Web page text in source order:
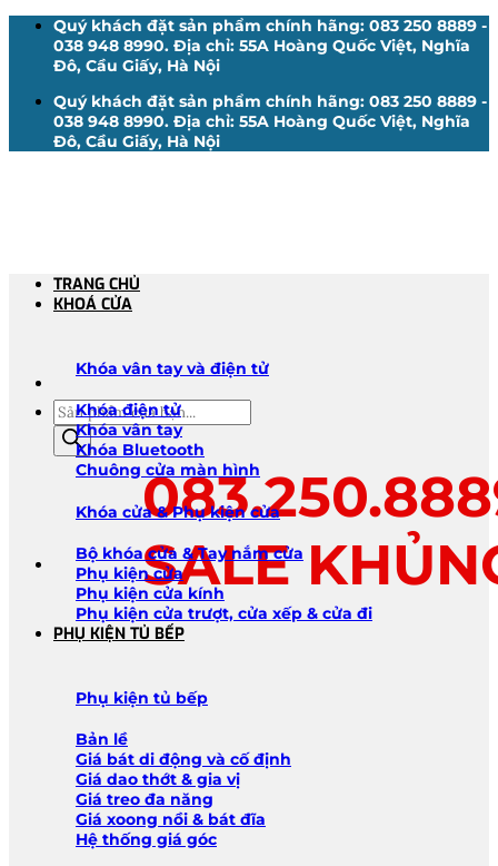
Quý khách đặt sản phẩm chính hãng: 083 250 8889 -
038 948 8990. Địa chỉ: 55A Hoàng Quốc Việt, Nghĩa
Đô, Cầu Giấy, Hà Nội
Quý khách đặt sản phẩm chính hãng: 083 250 8889 -
038 948 8990. Địa chỉ: 55A Hoàng Quốc Việt, Nghĩa
Đô, Cầu Giấy, Hà Nội
Tìm
kiếm
sản
phẩm
SALE
TRANG CHỦ
KHOÁ CỬA
Khóa vân tay và điện tử
Khóa điện tử
Khóa vân tay
Khóa Bluetooth
Chuông cửa màn hình
Khóa cửa & Phụ kiện cửa
Bộ khóa cửa & Tay nắm cửa
Phụ kiện cửa
Phụ kiện cửa kính
Phụ kiện cửa trượt, cửa xếp & cửa đi
PHỤ KIỆN TỦ BẾP
Phụ kiện tủ bếp
Bản lề
Giá bát di động và cố định
Giá dao thớt & gia vị
Giá treo đa năng
Giá xoong nồi & bát đĩa
Hệ thống giá góc